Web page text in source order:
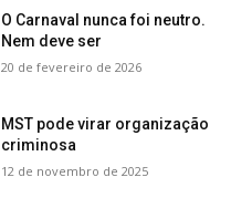
O Carnaval nunca foi neutro.
Nem deve ser
20 de fevereiro de 2026
MST pode virar organização
criminosa
12 de novembro de 2025